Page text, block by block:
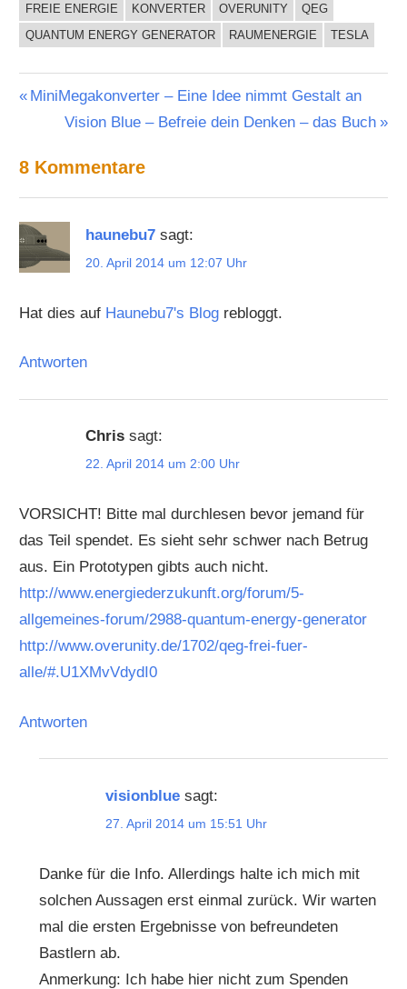
FREIE ENERGIE KONVERTER OVERUNITY
QEG
QUANTUM ENERGY GENERATOR
RAUMENERGIE TESLA
Beitragsnavigation
Vorheriger
Beitrag:
MiniMegakonverter – Eine Idee nimmt Gestalt an
Nächster
Vision Blue – Befreie dein Denken – das Buch
8 Kommentare
haunebu7 sagt:
20. April 2014 um 12:07 Uhr
Hat dies auf Haunebu7's Blog rebloggt.
Antworten
Chris sagt:
22. April 2014 um 2:00 Uhr
VORSICHT! Bitte mal durchlesen bevor jemand für
das Teil spendet. Es sieht sehr schwer nach Betrug
aus. Ein Prototypen gibts auch nicht.
http://www.energiederzukunft.org/forum/5-
allgemeines-forum/2988-quantum-energy-generator
http://www.overunity.de/1702/qeg-frei-fuer-
alle/#.U1XMvVdydI0
Antworten
visionblue sagt:
27. April 2014 um 15:51 Uhr
Danke für die Info. Allerdings halte ich mich mit
solchen Aussagen erst einmal zurück. Wir warten
mal die ersten Ergebnisse von befreundeten
Bastlern ab.
Anmerkung: Ich habe hier nicht zum Spenden